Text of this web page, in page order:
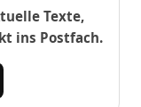
Texte,
ins Postfach.